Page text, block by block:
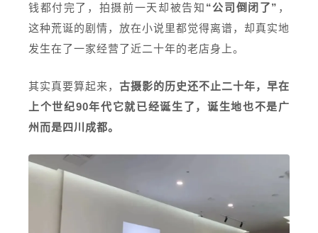
钱都付完了，拍摄前一天却被告知 “公司倒闭了” ，
这种荒诞的剧情，放在小说里都觉得离谱，却真实地
发生在了一家经营了近二十年的老店身上。
其实真要算起来， 古摄影的历史还不止二十年，早在
上个世纪90年代它就已经诞生了，诞生地也不是广
州而是四川成都。